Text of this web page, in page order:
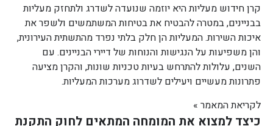
קרן חידוש מעליות היא יוזמה שנועדה לשדרג ולתחזק מעליות
בבניינים, במטרה להבטיח את בטיחות המשתמשים ולשפר את
איכות השירות. המעליות הן חלק בלתי נפרד מהתשתית העירונית,
והן משפיעות על הנגישות והנוחות של דיירי הבניינים. עם
השנים, עלולות להתרחש בעיות טכניות שונות, והקרן מציעה
פתרונות מעשיים ויעילים לשדרוג מערכות המעליות.
לקריאת המאמר »
כיצד למצוא את המומחה המתאים לחוק התקנת